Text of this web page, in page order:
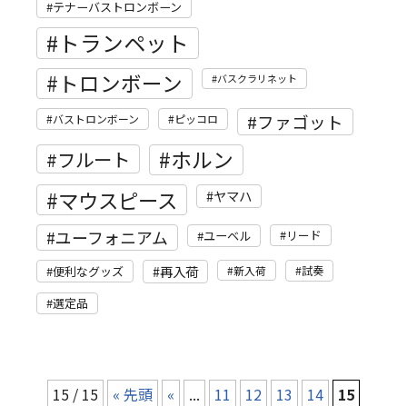
テナーバストロンボーン
トランペット
トロンボーン バスクラリネット
バストロンボーン ピッコロ ファゴット
フルート ホルン
マウスピース ヤマハ
ユーフォニアム ユーベル リード
便利なグッズ 再入荷 新入荷 試奏
選定品
15 / 15 « 先頭 « ... 11 12 13 14 15